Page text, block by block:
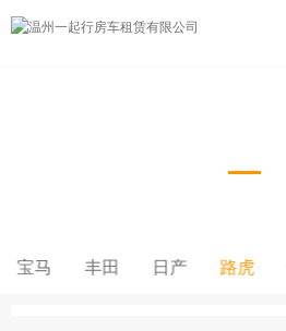
宝马 丰田 日产 路虎